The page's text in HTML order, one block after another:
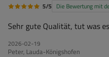
5/5 Die Bewertung mit
Sehr gute Qualität, tut was
2026-02-19
Peter, Lauda-Königshofen